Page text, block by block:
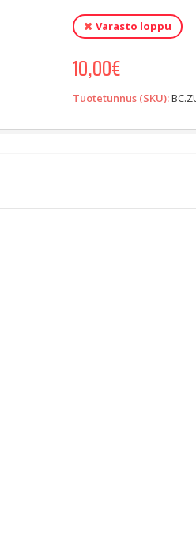
Varasto loppu
10,00€
Tuotetunnus (SKU):